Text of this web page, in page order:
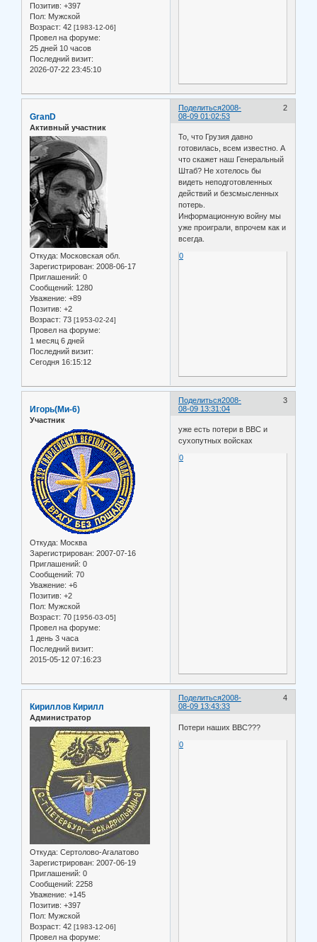
Позитив: +397
Пол: Мужской
Возраст: 42 [1983-12-06]
Провел на форуме:
25 дней 10 часов
Последний визит:
2026-07-22 23:45:10
Поделиться 2
2008-
08-09 01:02:53
GranD
Активный участник
Откуда: Московская обл.
Зарегистрирован: 2008-06-17
Приглашений: 0
Сообщений: 1280
Уважение: +89
Позитив: +2
Возраст: 73 [1953-02-24]
Провел на форуме:
1 месяц 6 дней
Последний визит:
Сегодня 16:15:12
То, что Грузия давно
готовилась, всем известно. А
что скажет наш Генеральный
Штаб? Не хотелось бы
видеть неподготовленных
действий и безсмысленных
потерь.
Информационную войну мы
уже проиграли, впрочем как и
всегда.
0
Поделиться 3
2008-
08-09 13:31:04
Игорь(Ми-6)
Участник
Откуда: Москва
Зарегистрирован: 2007-07-16
Приглашений: 0
Сообщений: 70
Уважение: +6
Позитив: +2
Пол: Мужской
Возраст: 70 [1956-03-05]
Провел на форуме:
1 день 3 часа
Последний визит:
2015-05-12 07:16:23
уже есть потери в ВВС и
сухопутных войсках
0
Поделиться 4
2008-
08-09 13:43:33
Кириллов Кирилл
Администратор
Откуда: Сертолово-Агалатово
Зарегистрирован: 2007-06-19
Приглашений: 0
Сообщений: 2258
Уважение: +145
Позитив: +397
Пол: Мужской
Возраст: 42 [1983-12-06]
Провел на форуме:
Потери наших ВВС???
0